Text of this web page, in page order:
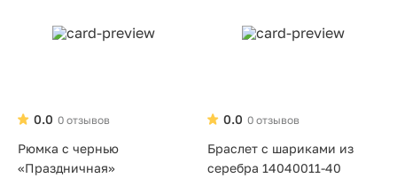
0 отзывов
0.0
Рюмка с чернью
«Праздничная»
0 отзывов
0.0
Браслет с шариками из
серебра 14040011-40